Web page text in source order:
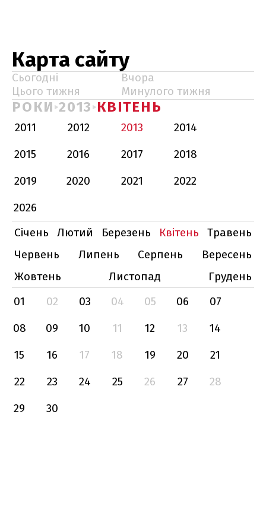
Карта сайту
Сьогодні
Вчора
Цього тижня
Минулого тижня
РОКИ 2013 КВІТЕНЬ
2011 2012 2013
2014
2015
2016 2017
2018
2019
2020 2021
2022
2026
Січень
Лютий Березень Квітень
Травень
Червень
Липень Серпень
Вересень
Жовтень
Листопад
Грудень
01
02 03 04 05 06
07
08
09 10 11 12 13
14
15
16 17 18 19 20
21
22
23 24 25 26 27
28
29
30